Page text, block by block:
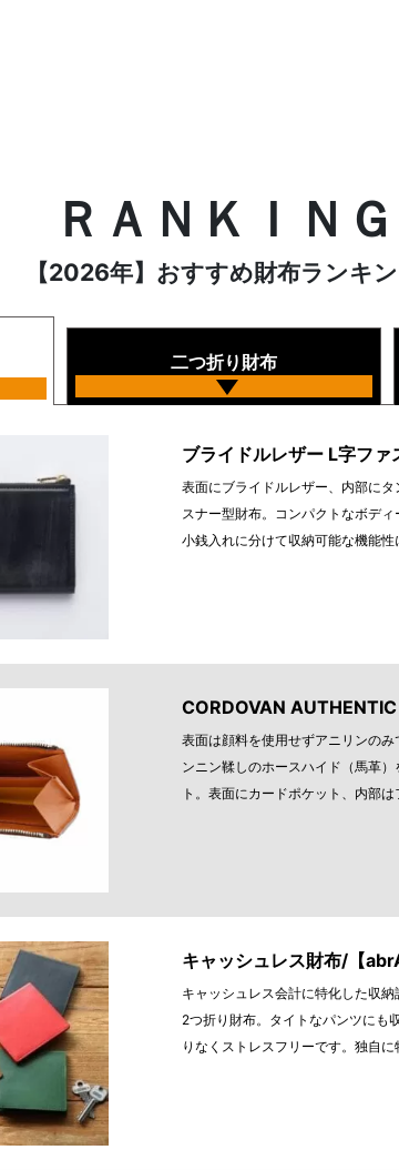
ＲＡＮＫＩＮＧ
【2026年】おすすめ財布ランキ
二つ折り財布
ブライドルレザー L字フ
表面にブライドルレザー、内部に
スナー型財布。コンパクトなボデ
小銭入れに分けて収納可能な機能
CORDOVAN
表面は顔料を使用せずアニリンの
ンニン鞣しのホースハイド（馬革
ト。表面にカードポケット、内部
キャッシュレス財布/【
キャッシュレス会計に特化した収
2つ折り財布。タイトなパンツにも
りなくストレスフリーです。独自